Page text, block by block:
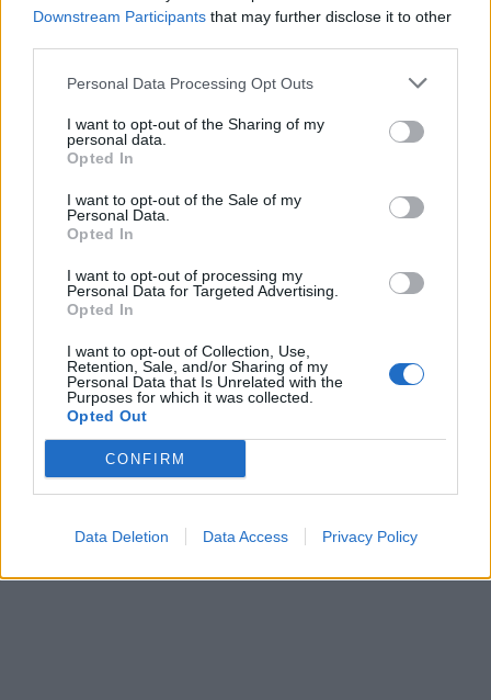
Downstream Participants that may further disclose it to other
Personal Data Processing Opt Outs
I want to opt-out of the Sharing of my
personal data.
Opted In
I want to opt-out of the Sale of my
Personal Data.
Opted In
I want to opt-out of processing my
Personal Data for Targeted Advertising.
Opted In
I want to opt-out of Collection, Use,
Retention, Sale, and/or Sharing of my
Personal Data that Is Unrelated with the
Purposes for which it was collected.
Opted Out
CONFIRM
Data Deletion Data Access Privacy Policy